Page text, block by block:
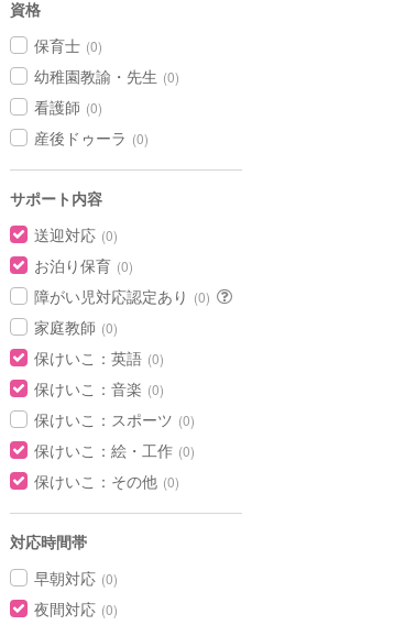
資格
保育士 (0)
幼稚園教諭・先生 (0)
看護師 (0)
産後ドゥーラ (0)
サポート内容
送迎対応 (0)
お泊り保育 (0)
障がい児対応認定あり (0)
家庭教師 (0)
保けいこ：英語 (0)
保けいこ：音楽 (0)
保けいこ：スポーツ (0)
保けいこ：絵・工作 (0)
保けいこ：その他 (0)
対応時間帯
早朝対応 (0)
夜間対応 (0)